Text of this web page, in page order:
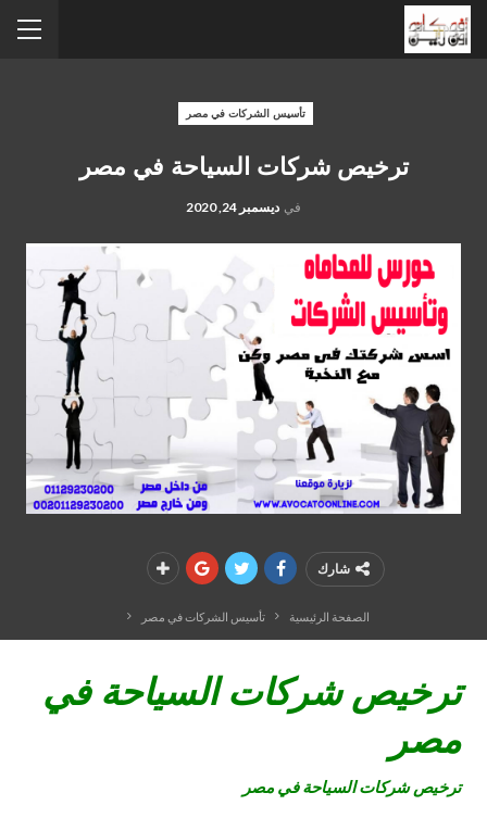
تأسيس الشركات في مصر
ترخيص شركات السياحة في مصر
في ديسمبر 24, 2020
شارك
الصفحة الرئيسية تأسيس الشركات في مصر
ترخيص شركات السياحة في
مصر
ترخيص شركات السياحة في مصر